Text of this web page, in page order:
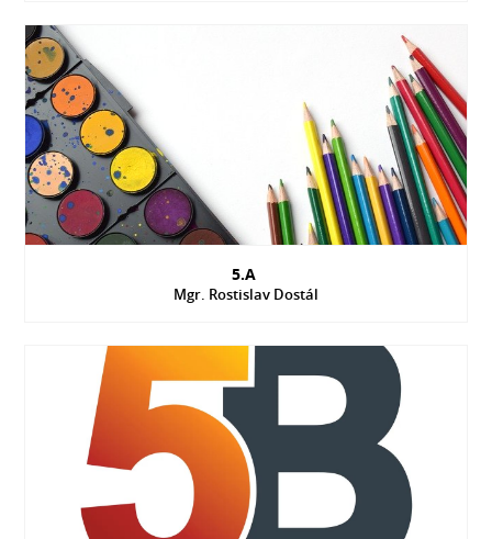
5.A
Mgr. Rostislav Dostál